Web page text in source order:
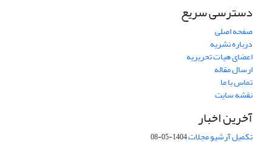
دسترسی سریع
صفحه اصلی
درباره نشریه
اعضای هیات تحریریه
ارسال مقاله
تماس با ما
نقشه سایت
آخرین اخبار
تکمیل آرشیو مجلات1404-05-08